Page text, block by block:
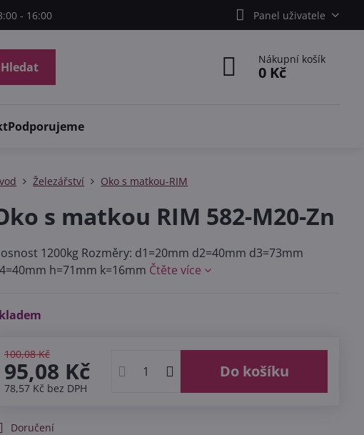
- 16:00 Panel uživatele
Hledat
Nákupní košík
0 Kč
Podporujeme
Železářství Oko s matkou-RIM
s matkou RIM 582-M20-Zn
1200kg Rozměry: d1=20mm d2=40mm d3=73mm
h=71mm k=16mm Čtěte více
100,08 Kč
95,08 Kč
78,57 Kč bez DPH
Do košíku
Doručení